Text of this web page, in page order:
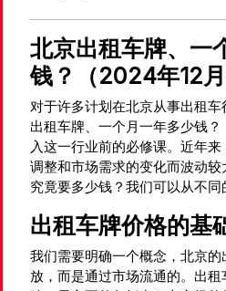
北京出租车牌、一
钱？（2024年12月
对于许多计划在北京从事出租
出租车牌、一个月一年多少钱
入这一行业前的必修课。近年
调整和市场需求的变化而波动
究竟要多少钱？我们可以从不同
出租车牌价格的基
我们需要明确一个概念，北京
放，而是通过市场流通的。出